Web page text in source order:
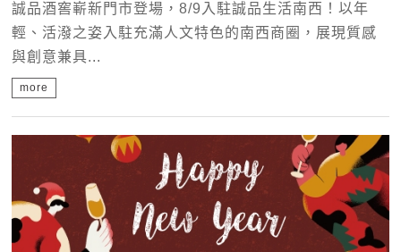
誠品酒窖嶄新門市登場，8/9入駐誠品生活南西！以年
輕、活潑之姿入駐充滿人文特色的南西商圈，展現質感
與創意兼具...
more